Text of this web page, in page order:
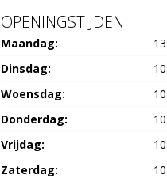
OPENINGSTIJDEN
Maandag:
Dinsdag:
Woensdag:
Donderdag:
Vrijdag:
Zaterdag: